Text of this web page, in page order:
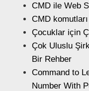
CMD ile Web
CMD komutları
Çocuklar için
Çok Uluslu
Bir Rehber
Command to
Number With